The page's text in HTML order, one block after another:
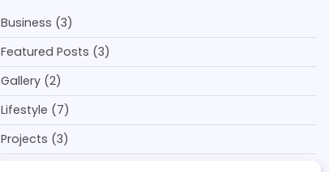
Business (3)
Featured Posts (3)
Gallery (2)
Lifestyle (7)
Projects (3)